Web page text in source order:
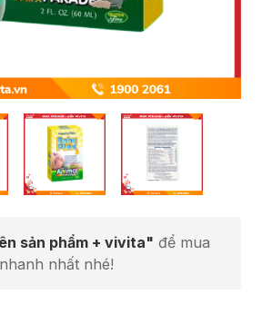
sản phẩm + vivita" để mua
nhất nhé!